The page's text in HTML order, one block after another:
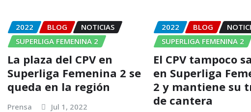
2022 BLOG
NOTICIAS
SUPERLIGA FEMENINA 2
La plaza del CPV en
Superliga Femenina 2 se
queda en la región
Prensa Jul 1, 2022
2022 BLOG
SUPERLIGA FEMENINA 2
El CPV tampoco
en Superliga
2 y mantiene su
de cantera